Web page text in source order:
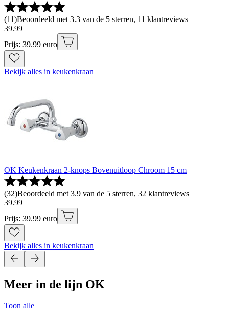
(11)Beoordeeld met 3.3 van de 5 sterren, 11 klantreviews
39.99
Prijs: 39.99 euro
Bekijk alles in keukenkraan
OK Keukenkraan 2-knops Bovenuitloop Chroom 15 cm
(32)Beoordeeld met 3.9 van de 5 sterren, 32 klantreviews
39.99
Prijs: 39.99 euro
Bekijk alles in keukenkraan
Meer in de lijn OK
Toon alle